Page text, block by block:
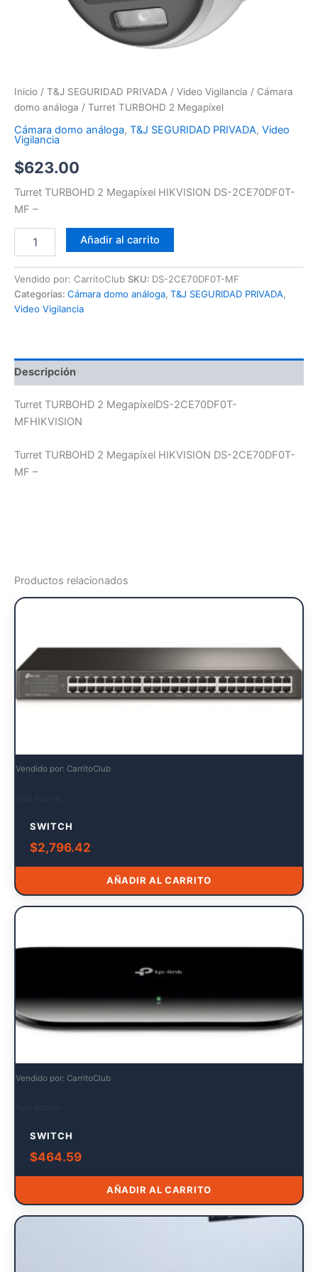
Inicio / T&J SEGURIDAD PRIVADA / Video Vigilancia / Cámara
domo análoga / Turret TURBOHD 2 Megapíxel
Cámara domo análoga, T&J SEGURIDAD PRIVADA, Video
Vigilancia
$623.00
Turret TURBOHD 2 Megapíxel HIKVISION DS-2CE70DF0T-
MF –
Añadir al carrito
Vendido por: CarritoClub SKU: DS-2CE70DF0T-MF
Categorías: Cámara domo análoga, T&J SEGURIDAD PRIVADA,
Video Vigilancia
Descripción
Turret TURBOHD 2 MegapíxelDS-2CE70DF0T-
MFHIKVISION
Turret TURBOHD 2 Megapíxel HIKVISION DS-2CE70DF0T-
MF –
Productos relacionados
Vendido por: CarritoClub
SWITCH
$2,796.42
AÑADIR AL CARRITO
Vendido por: CarritoClub
SWITCH
$464.59
AÑADIR AL CARRITO